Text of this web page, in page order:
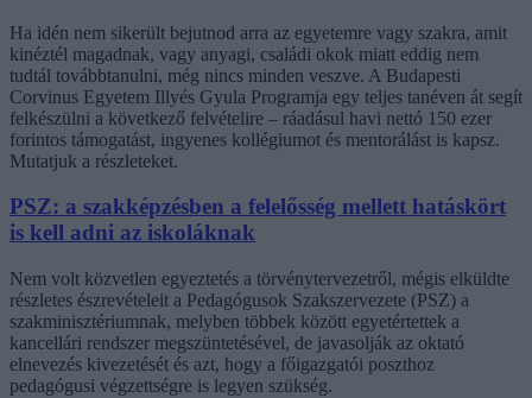
Ha idén nem sikerült bejutnod arra az egyetemre vagy szakra, amit
kinéztél magadnak, vagy anyagi, családi okok miatt eddig nem
tudtál továbbtanulni, még nincs minden veszve. A Budapesti
Corvinus Egyetem Illyés Gyula Programja egy teljes tanéven át segít
felkészülni a következő felvételire – ráadásul havi nettó 150 ezer
forintos támogatást, ingyenes kollégiumot és mentorálást is kapsz.
Mutatjuk a részleteket.
PSZ: a szakképzésben a felelősség mellett hatáskört
is kell adni az iskoláknak
Nem volt közvetlen egyeztetés a törvénytervezetről, mégis elküldte
részletes észrevételeit a Pedagógusok Szakszervezete (PSZ) a
szakminisztériumnak, melyben többek között egyetértettek a
kancellári rendszer megszüntetésével, de javasolják az oktató
elnevezés kivezetését és azt, hogy a főigazgatói poszthoz
pedagógusi végzettségre is legyen szükség.